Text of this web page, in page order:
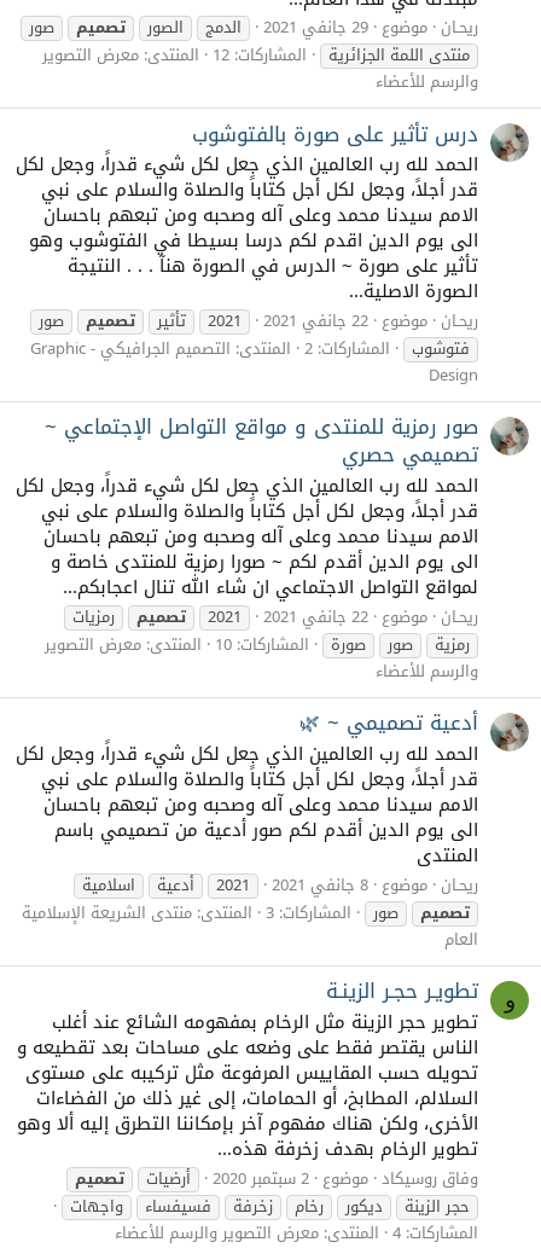
ريحـان موضوع 29 جانفي 2021 الدمج الصور تصميم
صور
منتدى اللمة الجزائرية
المشاركات: 12 المنتدى: معرض التصوير
والرسم للأعضاء
درس تأثير على صورة بالفتوشوب
الحمد لله رب العالمين الذي جعل لكل شيء قدراً، وجعل لكل
قدر أجلاً، وجعل لكل أجل كتاباً والصلاة والسلام على نبي
الامم سيدنا محمد وعلى آله وصحبه ومن تبعهم باحسان
الى يوم الدين اقدم لكم درسا بسيطا في الفتوشوب وهو
تأثير على صورة ~ الدرس في الصورة هنآ . . . النتيجة
الصورة الاصلية...
ريحـان موضوع 22 جانفي 2021 2021 تأثير تصميم
صور
فتوشوب
المشاركات: 2 المنتدى:
التصميم الجرافيكي - Graphic
Design
صور رمزية للمنتدى و مواقع التواصل الإجتماعي ~
تصميمي حصري
الحمد لله رب العالمين الذي جعل لكل شيء قدراً، وجعل لكل
قدر أجلاً، وجعل لكل أجل كتاباً والصلاة والسلام على نبي
الامم سيدنا محمد وعلى آله وصحبه ومن تبعهم باحسان
الى يوم الدين أقدم لكم ~ صورا رمزية للمنتدى خاصة و
لمواقع التواصل الاجتماعي ان شاء الله تنال اعجابكم...
ريحـان موضوع 22 جانفي 2021 2021 تصميم
رمزيات
رمزية
صور صورة المشاركات: 10 المنتدى: معرض التصوير
والرسم للأعضاء
أدعية تصميمي ~ 🌿
الحمد لله رب العالمين الذي جعل لكل شيء قدراً، وجعل لكل
قدر أجلاً، وجعل لكل أجل كتاباً والصلاة والسلام على نبي
الامم سيدنا محمد وعلى آله وصحبه ومن تبعهم باحسان
الى يوم الدين أقدم لكم صور أدعية من تصميمي باسم
المنتدى
ريحـان موضوع 8 جانفي 2021 2021 أدعية
اسلامية
تصميم
صور المشاركات: 3 المنتدى: منتدى الشريعة الإسلامية
العام
و تطويـر حجـر الزينـة
تطوير حجر الزينة مثل الرخام بمفهومه الشائع عند أغلب
الناس يقتصر فقط على وضعه على مساحات بعد تقطيعه و
تحويله حسب المقاييس المرفوعة مثل تركيبه على مستوى
السلالم، المطابخ، أو الحمامات، إلى غير ذلك من الفضاءات
الأخرى، ولكن هناك مفهوم آخر بإمكاننا التطرق إليه ألا وهو
تطوير الرخام بهدف زخرفة هذه...
وفاق روسيكاد موضوع 2 سبتمبر 2020 أرضيات
تصميم
حجر الزينة
ديكور رخام زخرفة فسيفساء
واجهات
المشاركات: 4
المنتدى: معرض التصوير والرسم للأعضاء